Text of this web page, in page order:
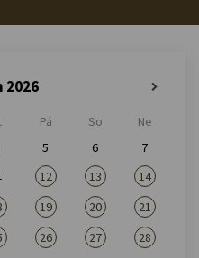
2026
Pá So
Ne
5 6
7
12 13
14
19 20
21
26 27
28